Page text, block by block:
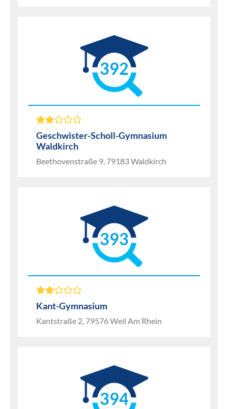
392
Geschwister-Scholl-Gymnasium
Waldkirch
Beethovenstraße 9, 79183 Waldkirch
393
Kant-Gymnasium
Kantstraße 2, 79576 Weil Am Rhein
394